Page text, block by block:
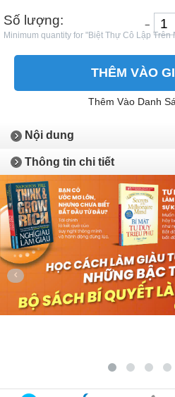
Số lượng:
−
Minimum quantity for "Biệt Thự Cô Lập Trên
THÊM VÀO
Thêm Vào Danh
Nội dung
Thông tin chi tiết